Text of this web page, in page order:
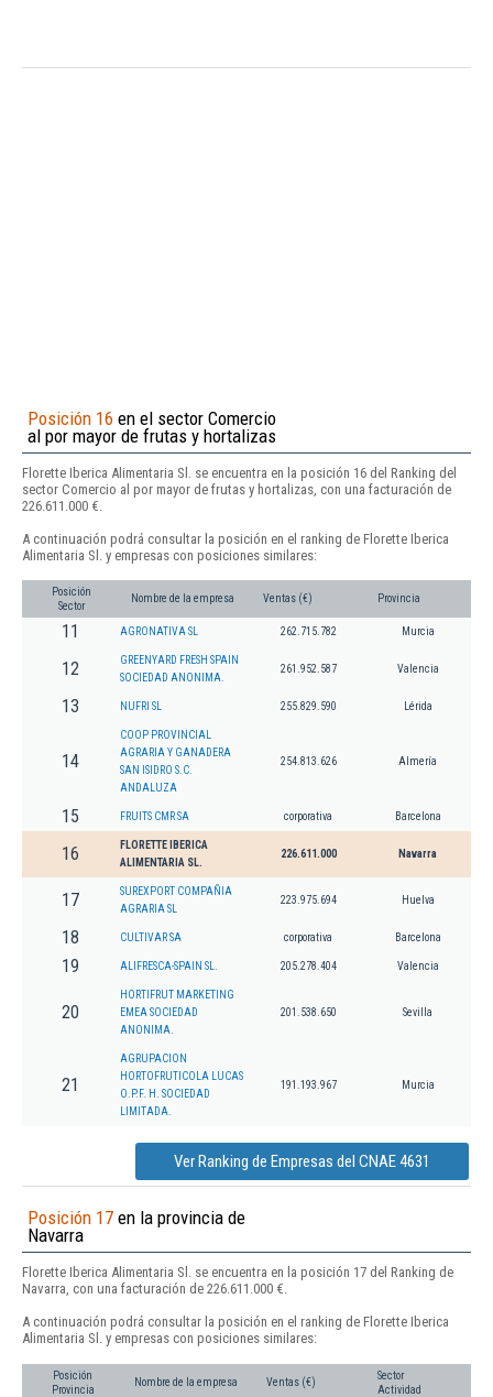
Posición 16 en el sector Comercio
al por mayor de frutas y hortalizas
Florette Iberica Alimentaria Sl. se encuentra en la posición 16 del Ranking del
sector Comercio al por mayor de frutas y hortalizas, con una facturación de
226.611.000 €.
A continuación podrá consultar la posición en el ranking de Florette Iberica
Alimentaria Sl. y empresas con posiciones similares:
Posición
Sector
Nombre de la empresa Ventas (€) Provincia
11 AGRONATIVA SL 262.715.782 Murcia
12
GREENYARD FRESH SPAIN
SOCIEDAD ANONIMA.
261.952.587 Valencia
13 NUFRI SL 255.829.590 Lérida
14
COOP PROVINCIAL
AGRARIA Y GANADERA
SAN ISIDRO S.C.
ANDALUZA
254.813.626 Almería
15 FRUITS CMR SA corporativa Barcelona
16
FLORETTE IBERICA
ALIMENTARIA SL.
226.611.000 Navarra
17
SUREXPORT COMPAÑIA
AGRARIA SL
223.975.694 Huelva
18 CULTIVAR SA corporativa Barcelona
19 ALIFRESCA-SPAIN SL. 205.278.404 Valencia
20
HORTIFRUT MARKETING
EMEA SOCIEDAD
ANONIMA.
201.538.650 Sevilla
21
AGRUPACION
HORTOFRUTICOLA LUCAS
O.P.F. H. SOCIEDAD
LIMITADA.
191.193.967 Murcia
Ver Ranking de Empresas del CNAE 4631
Posición 17 en la provincia de
Navarra
Florette Iberica Alimentaria Sl. se encuentra en la posición 17 del Ranking de
Navarra, con una facturación de 226.611.000 €.
A continuación podrá consultar la posición en el ranking de Florette Iberica
Alimentaria Sl. y empresas con posiciones similares:
Posición
Provincia
Nombre de la empresa Ventas (€)
Sector
Actividad